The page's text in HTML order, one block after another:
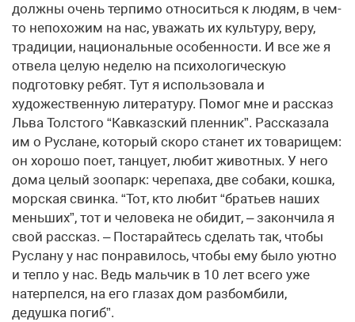
должны очень терпимо относиться к людям, в чем-
то непохожим на нас, уважать их культуру, веру,
традиции, национальные особенности. И все же я
отвела целую неделю на психологическую
подготовку ребят. Тут я использовала и
художественную литературу. Помог мне и рассказ
Льва Толстого “Кавказский пленник”. Рассказала
им о Руслане, который скоро станет их товарищем:
он хорошо поет, танцует, любит животных. У него
дома целый зоопарк: черепаха, две собаки, кошка,
морская свинка. “Тот, кто любит “братьев наших
меньших”, тот и человека не обидит, – закончила я
свой рассказ. – Постарайтесь сделать так, чтобы
Руслану у нас понравилось, чтобы ему было уютно
и тепло у нас. Ведь мальчик в 10 лет всего уже
натерпелся, на его глазах дом разбомбили,
дедушка погиб”.